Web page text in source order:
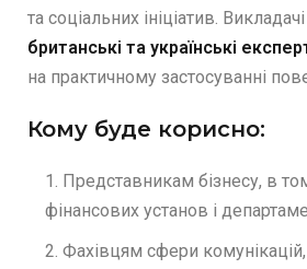
та соціальних ініціатив.
британські та українські
на практичному застосуванні
Кому буде корисно:
Представникам бізнесу, в
фінансових установ і
Фахівцям сфери